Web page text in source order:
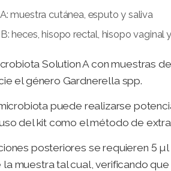
muestra cutánea, esputo y saliva
heces, hisopo rectal, hisopo vaginal
Solution A con muestras
el género Gardnerella spp.
puede realizarse
del kit como el método de
posteriores se requieren 5
muestra tal cual, verificando